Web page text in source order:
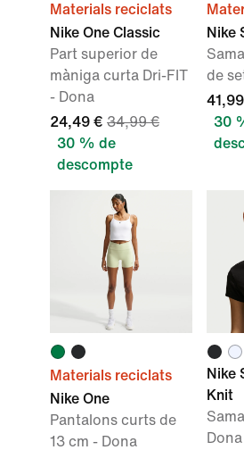
Materials reciclats
Nike One Classic
Part superior de
màniga curta Dri-FIT
- Dona
24,49 € 34,99 €
30 % de
descompte
Nike
de
30
Materials reciclats
Nike One
Pantalons curts de
13 cm - Dona
Nike
Knit
Dona